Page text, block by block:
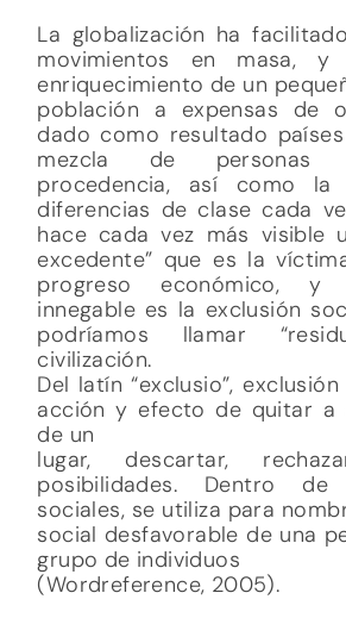
La globalización ha
movimientos en masa,
enriquecimiento de un
población a expensas de
dado como resultado
mezcla de personas
procedencia, así como la
diferencias de clase cada
hace cada vez más visible
excedente” que es la
progreso económico, y
innegable es la exclusión
podríamos llamar
civilización.
Del latín “exclusio”,
acción y efecto de quitar a
de un
lugar, descartar,
posibilidades. Dentro
sociales, se utiliza para
social desfavorable de una
grupo de individuos
(Wordreference, 2005).